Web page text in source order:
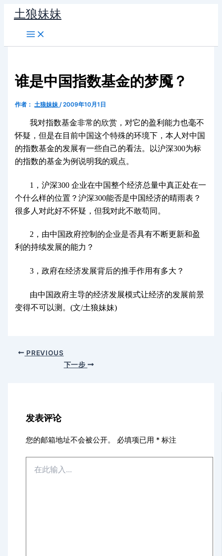
容
土狼妹妹
谁是中国指数基金的梦魇？
作者： 土狼妹妹/2009年10月1日
我对指数基金非常的欣赏，对它的盈利能力也毫不
怀疑，但是在目前中国这个特殊的环境下，本人对中国
的指数基金的发展有一些自己的看法。以沪深300为标
的指数的基金为例说明我的观点。
1，沪深300 企业在中国整个经济总量中真正处在一
个什么样的位置？沪深300能否是中国经济的晴雨表？
很多人对此好不怀疑，但我对此不敢苟同。
2，由中国政府控制的企业是否具有不断更新和盈
利的持续发展的能力？
3，政府在经济发展背后的推手作用有多大？
由中国政府主导的经济发展模式让经济的发展前景
变得不可以测。(文/土狼妹妹)
PREVIOUS
下一步
发表评论
您的邮箱地址不会被公开。 必填项已用 * 标注